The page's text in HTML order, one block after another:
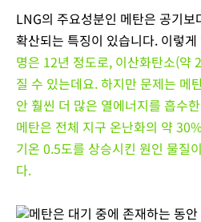
LNG의 주요성분인 메탄은 공기
확산되는 특징이 있습니다. 이렇게
명은 12년 정도로, 이산화탄소(약
질 수 있는데요. 하지만 문제는 메
안 훨씬 더 많은 열에너지를 흡수
메탄은 전체 지구 온난화의 약
기온 0.5도를 상승시킨 원인 물질
다.